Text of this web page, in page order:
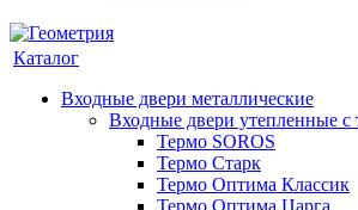
Каталог
Входные двери металлические
Входные двери утепленные с
Термо SOROS
Термо Старк
Термо Оптима Классик
Термо Оптима Царга